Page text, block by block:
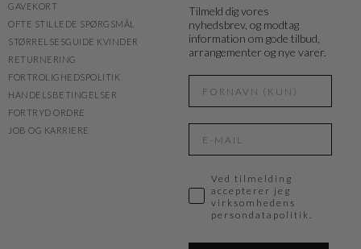
GAVEKORT
OFTE STILLEDE SPØRGSMÅL
STØRRELSESGUIDE KVINDER
RETURNERING
FORTROLIGHEDSPOLITIK
HANDELSBETINGELSER
FORTRYD ORDRE
JOB OG KARRIERE
Tilmeld dig vores
nyhedsbrev, og modtag
information om gode tilbud,
arrangementer og nye varer.
Ved tilmelding
accepterer jeg
virksomhedens
persondatapolitik.